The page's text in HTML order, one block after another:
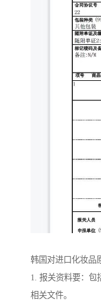
韩国对进口化妆品
1. 报关资料要：包
相关文件。